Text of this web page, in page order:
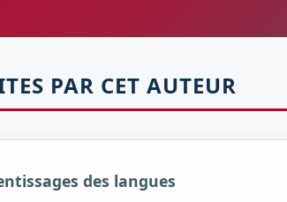
PAR CET AUTEUR
des langues